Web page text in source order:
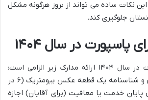
نکات ساده می تواند از بروز هرگونه مشکل
جلوگیری کند.
پاسپورت در سال ۱۴۰۴
برای دریافت پاسپورت در سال ۱۴۰۴ ارائه مدارک زیر الزامی است:
اصل و کپی کارت ملی و شناسنامه یک قطعه عکس بیومتریک (۶ در
خدمت یا معافیت (برای آقایان) اجازه